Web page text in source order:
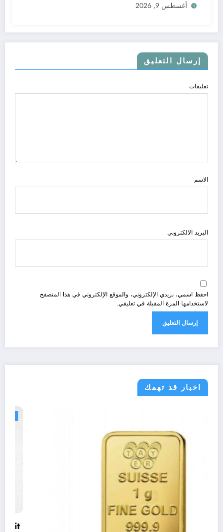
أغسطس 9, 2026
إرسال التعليق
تعليقات
الاسم
البريد الالكتروني
احفظ اسمي، بريدي الإلكتروني، والموقع الإلكتروني في هذا المتصفح
لاستخدامها المرة المقبلة في تعليقي.
اخبار قد تهمك